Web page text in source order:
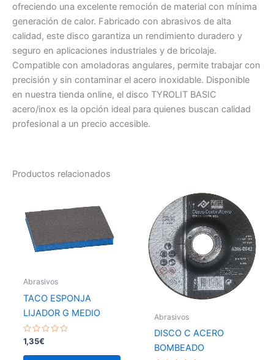
ofreciendo una excelente remoción de material con mínima
generación de calor. Fabricado con abrasivos de alta
calidad, este disco garantiza un rendimiento duradero y
seguro en aplicaciones industriales y de bricolaje.
Compatible con amoladoras angulares, permite trabajar con
precisión y sin contaminar el acero inoxidable. Disponible
en nuestra tienda online, el disco TYROLIT BASIC
acero/inox es la opción ideal para quienes buscan calidad
profesional a un precio accesible.
Productos relacionados
Abrasivos
TACO ESPONJA
LIJADOR G MEDIO
Valorado
con
0
1,35€
Abrasivos
DISCO C ACERO
BOMBEADO